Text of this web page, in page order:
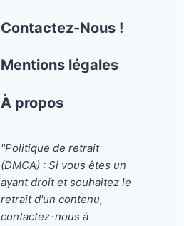
Contactez-Nous !
Mentions légales
À propos
"Politique de retrait
(DMCA) : Si vous êtes un
ayant droit et souhaitez le
retrait d'un contenu,
contactez-nous à